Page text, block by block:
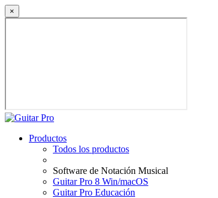
×
Productos
Todos los productos
Software de Notación Musical
Guitar Pro 8 Win/macOS
Guitar Pro Educación